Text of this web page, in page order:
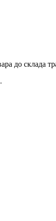
до склада